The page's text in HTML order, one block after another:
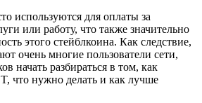
используются для оплаты за
или работу, что также значительно
этого стейблкоина. Как следствие,
очень многие пользователи сети,
начать разбираться в том, как
что нужно делать и как лучше